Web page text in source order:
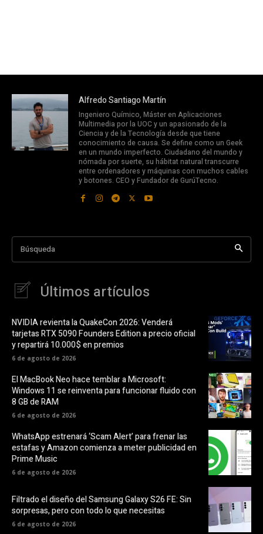
Alfredo Santiago Martín
Ingeniero Químico, Máster en Aplicaciones
Multimedia por la UOC y un apasionado de la
Ciencia y de la Tecnología desde que tiene
conocimiento de causa. Se define como un Geek
en un mundo imperfecto. Ciudadano del mundo y
nómada por suerte, su hábitat natural transcurre
entre ordenadores y máquinas con muchos cables
y botones. CEO y Fundador de GurúTecno.
Búsqueda
Últimos artículos
NVIDIA revienta la QuakeCon 2026: Venderá
tarjetas RTX 5090 Founders Edition a precio oficial
y repartirá 10.000$ en premios
6 de agosto de 2026
El MacBook Neo hace temblar a Microsoft:
Windows 11 se reinventa para funcionar fluido con
8 GB de RAM
6 de agosto de 2026
WhatsApp estrenará ‘Scam Alert’ para frenar las
estafas y Amazon comienza a meter publicidad en
Prime Music
6 de agosto de 2026
Filtrado el diseño del Samsung Galaxy S26 FE: Sin
sorpresas, pero con todo lo que necesitas
6 de agosto de 2026